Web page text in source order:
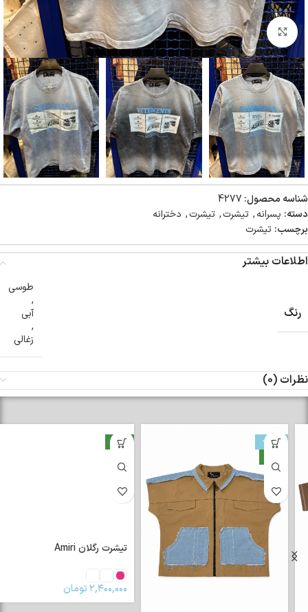
بزرگنمایی تصویر
شناسه محصول: 4277
دسته: پسرانه, تیشرت, تیشرت, دخترانه
برچسب: تیشرت
اطلاعات بیشتر
رنگ
طوسی
,
آبی
,
زغالی
نظرات (0)
-33%
جدید
تیشرت رگلان Amiri
۲,۴۰۰,۰۰۰تومان